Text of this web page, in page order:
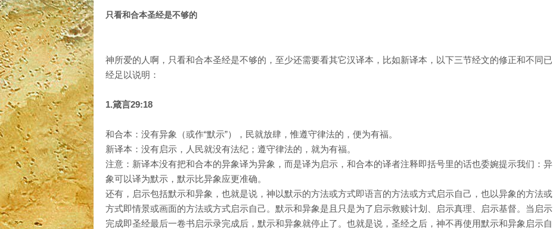
只看和合本圣经是不够的
神所爱的人啊，只看和合本圣经是不够的，至少还需要看其它汉译本，比如新译本，以下三节经文的修正和不同已
经足以说明：
1.箴言29:18
和合本：没有异象（或作“默示”），民就放肆，惟遵守律法的，便为有福。
新译本：没有启示，人民就没有法纪；遵守律法的，就为有福。
注意：新译本没有把和合本的异象译为异象，而是译为启示，和合本的译者注释即括号里的话也委婉提示我们：异
象可以译为默示，默示比异象应更准确。
还有，启示包括默示和异象，也就是说，神以默示的方法或方式即语言的方法或方式启示自己，也以异象的方法或
方式即情景或画面的方法或方式启示自己。默示和异象是且只是为了启示救赎计划、启示真理、启示基督。当启示
完成即圣经最后一卷书启示录完成后，默示和异象就停止了。也就是说，圣经之后，神不再使用默示和异象启示自